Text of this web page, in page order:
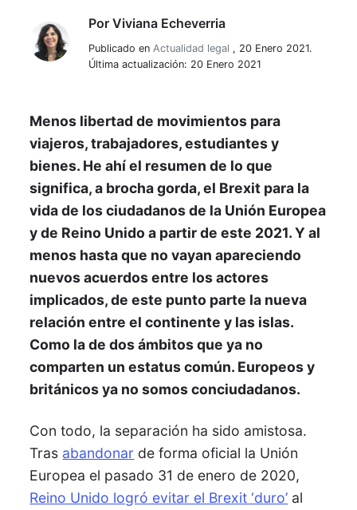
Viviana Echeverria
PorViviana Echeverria
Publicado en Actualidad legal , 20 Enero 2021.
Última actualización: 20 Enero 2021
Menos libertad de movimientos para
viajeros, trabajadores, estudiantes y
bienes. He ahí el resumen de lo que
significa, a brocha gorda, el Brexit para la
vida de los ciudadanos de la Unión Europea
y de Reino Unido a partir de este 2021. Y al
menos hasta que no vayan apareciendo
nuevos acuerdos entre los actores
implicados, de este punto parte la nueva
relación entre el continente y las islas.
Como la de dos ámbitos que ya no
comparten un estatus común. Europeos y
británicos ya no somos conciudadanos.
Con todo, la separación ha sido amistosa.
Tras abandonar de forma oficial la Unión
Europea el pasado 31 de enero de 2020,
Reino Unido logró evitar el Brexit ‘duro’ al